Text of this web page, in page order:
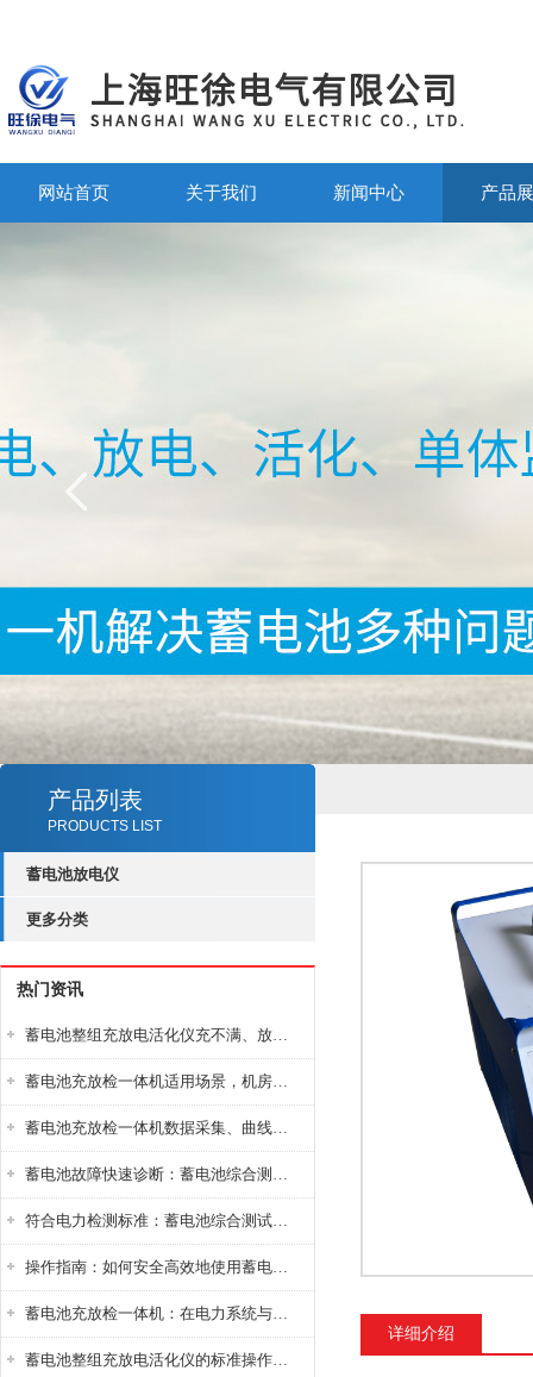
网站首页 关于我们 新闻中心 产品
产品列表
PRODUCTS LIST
蓄电池放电仪
更多分类
热门资讯
蓄电池整组充放电活化仪充不满、放不完怎么办？
蓄电池充放检一体机适用场景，机房基站变电站铅酸蓄电池维护检测应用
蓄电池充放检一体机数据采集、曲线分析与电池健康状态智能评估功能详解
蓄电池故障快速诊断：蓄电池综合测试仪判断落后电池的方法与标准
符合电力检测标准：蓄电池综合测试仪测试规范与精度校准方法详解
操作指南：如何安全高效地使用蓄电池智能活化仪？
蓄电池充放检一体机：在电力系统与储能设备中的创新应用，确保蓄电池性能与可靠性
蓄电池整组充放电活化仪的标准操作流程：从接线设置到充放电参数设定的安全规范
详细介绍